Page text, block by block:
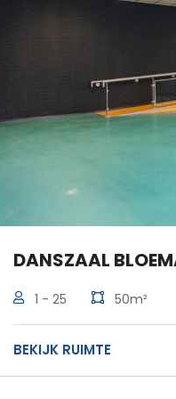
DANSZAAL
1 - 25 50m²
BEKIJK RUIMTE